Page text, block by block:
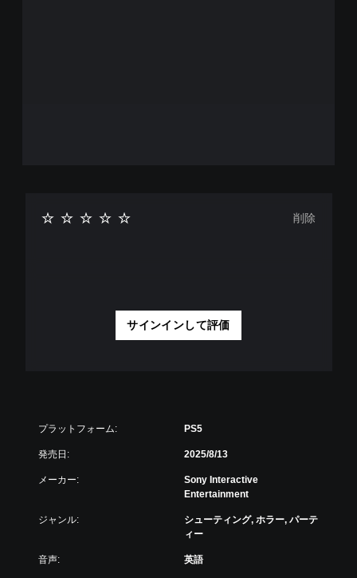
サインインして評価
削除
プラットフォーム: PS5
発売日: 2025/8/13
メーカー:
Sony Interactive
Entertainment
ジャンル:
シューティング, ホラー, パーテ
ィー
音声: 英語